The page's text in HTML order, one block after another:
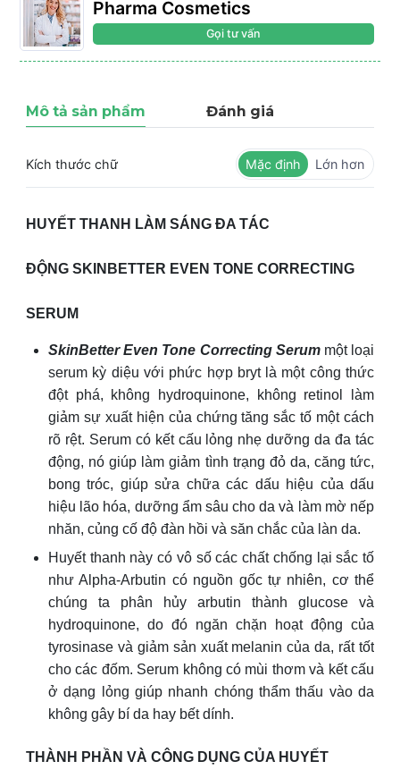
Pharma Cosmetics
Gọi tư vấn
Mô tả sản phẩm Đánh giá
Kích thước chữ Mặc định Lớn hơn
HUYẾT THANH LÀM SÁNG ĐA TÁC
ĐỘNG SKINBETTER EVEN TONE CORRECTING
SERUM
SkinBetter Even Tone Correcting Serum một loại
serum kỳ diệu với phức hợp bryt là một công thức
đột phá, không hydroquinone, không retinol làm
giảm sự xuất hiện của chứng tăng sắc tố một cách
rõ rệt. Serum có kết cấu lỏng nhẹ dưỡng da đa tác
động, nó giúp làm giảm tình trạng đỏ da, căng tức,
bong tróc, giúp sửa chữa các dấu hiệu của dấu
hiệu lão hóa, dưỡng ẩm sâu cho da và làm mờ nếp
nhăn, củng cố độ đàn hồi và săn chắc của làn da.
Huyết thanh này có vô số các chất chống lại sắc tố
như Alpha-Arbutin có nguồn gốc tự nhiên, cơ thể
chúng ta phân hủy arbutin thành glucose và
hydroquinone, do đó ngăn chặn hoạt động của
tyrosinase và giảm sản xuất melanin của da, rất tốt
cho các đốm. Serum không có mùi thơm và kết cấu
ở dạng lỏng giúp nhanh chóng thẩm thấu vào da
không gây bí da hay bết dính.
THÀNH PHẦN VÀ CÔNG DỤNG CỦA HUYẾT